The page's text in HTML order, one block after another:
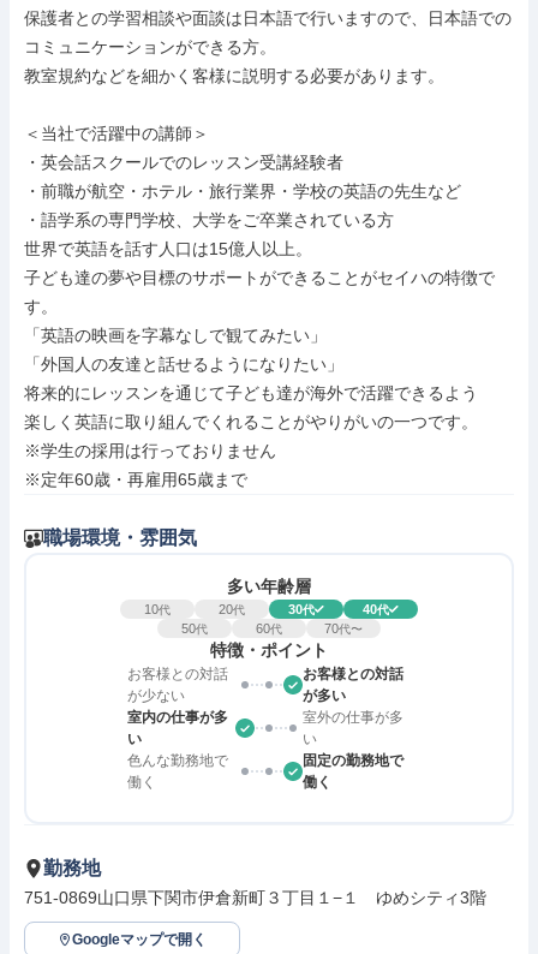
保護者との学習相談や面談は日本語で行いますので、日本語での
コミュニケーションができる方。
教室規約などを細かく客様に説明する必要があります。
＜当社で活躍中の講師＞
・英会話スクールでのレッスン受講経験者
・前職が航空・ホテル・旅行業界・学校の英語の先生など
・語学系の専門学校、大学をご卒業されている方
世界で英語を話す人口は15億人以上。
子ども達の夢や目標のサポートができることがセイハの特徴で
す。
「英語の映画を字幕なしで観てみたい」
「外国人の友達と話せるようになりたい」
将来的にレッスンを通じて子ども達が海外で活躍できるよう
楽しく英語に取り組んでくれることがやりがいの一つです。
※学生の採用は行っておりません
※定年60歳・再雇用65歳まで
職場環境・雰囲気
多い年齢層
10代 20代 30代 40代
50代 60代 70代〜
特徴・ポイント
お客様との対話
が少ない
お客様との対話
が多い
室内の仕事が多
い
室外の仕事が多
い
色んな勤務地で
働く
固定の勤務地で
働く
勤務地
751-0869山口県下関市伊倉新町３丁目１−１　ゆめシティ3階
Googleマップで開く